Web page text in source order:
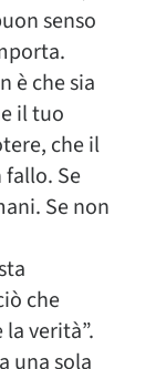
senso
è che sia
il tuo
che il
Se
Se non
che
verità”.
una sola